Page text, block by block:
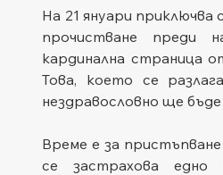
На 21 януари приключва
прочистване преди
кардинална страница
Това, което се
нездравословно ще бъде
Време е за
се застрахова едно